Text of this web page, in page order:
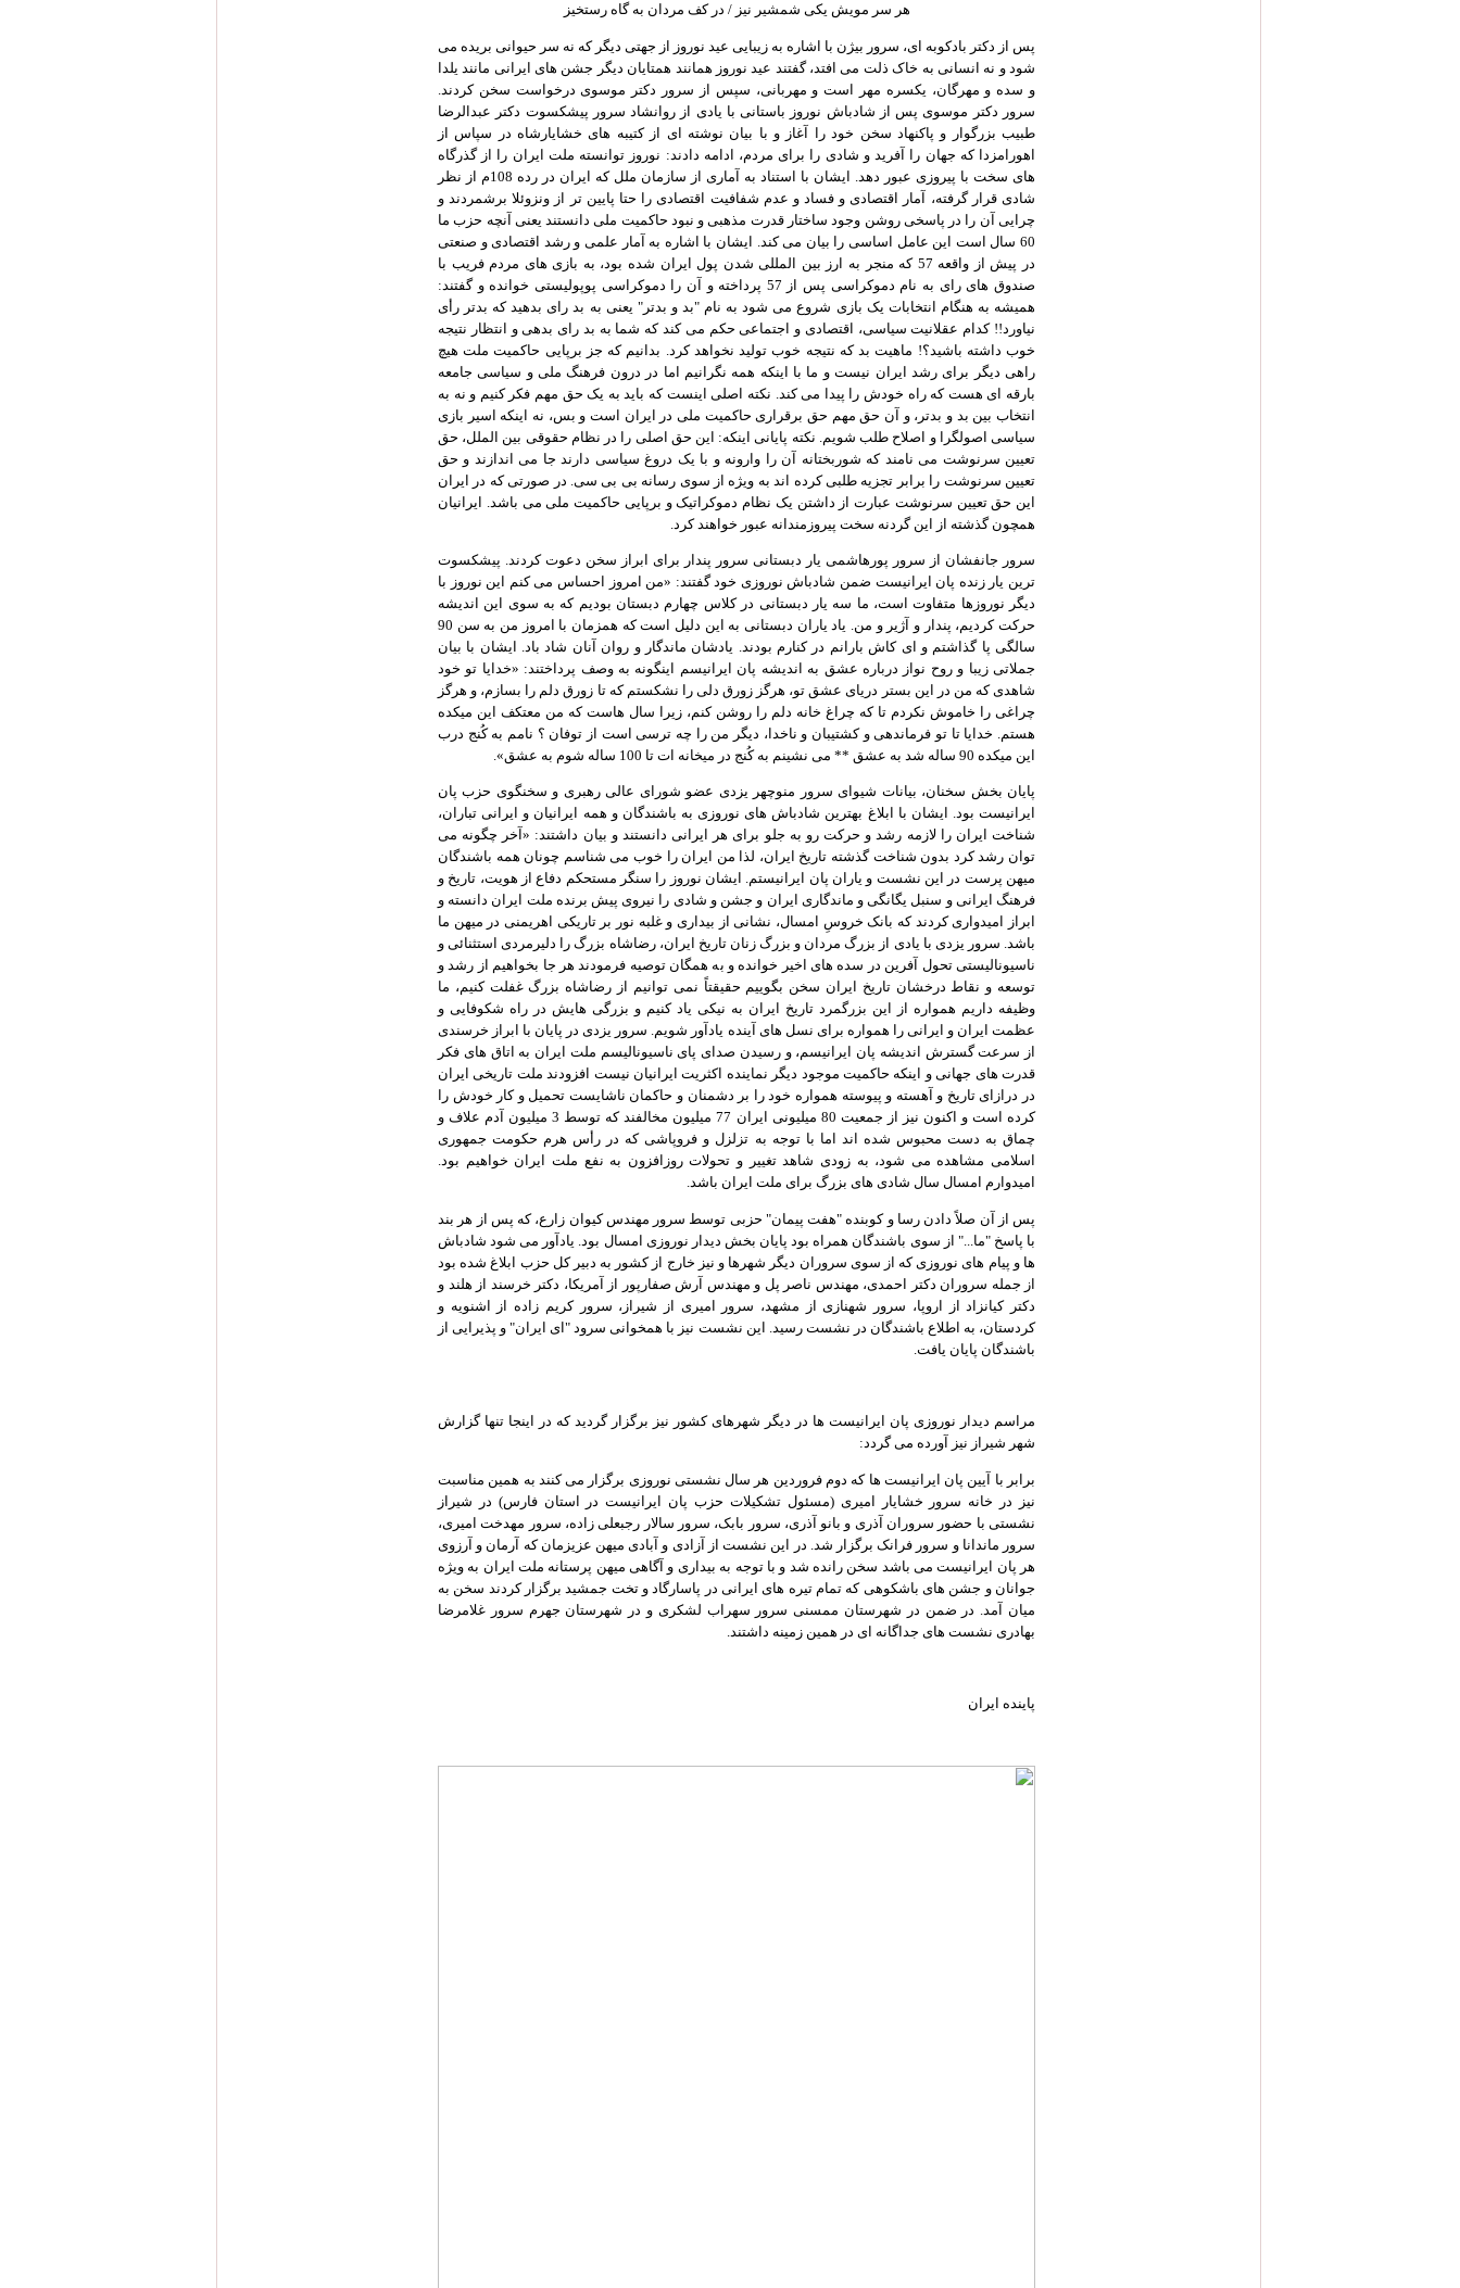
هر سر مویش یکی شمشیر نیز / در کف مردان به گاه رستخیز
پس از دکتر بادکوبه ای، سرور بیژن با اشاره به زیبایی عید نوروز از جهتی دیگر که نه سر حیوانی بریده می
شود و نه انسانی به خاک ذلت می افتد، گفتند عید نوروز همانند همتایان دیگر جشن های ایرانی مانند یلدا
و سده و مهرگان، یکسره مهر است و مهربانی، سپس از سرور دکتر موسوی درخواست سخن کردند.
سرور دکتر موسوی پس از شادباش نوروز باستانی با یادی از روانشاد سرور پیشکسوت دکتر عبدالرضا
طبیب بزرگوار و پاکنهاد سخن خود را آغاز و با بیان نوشته ای از کتیبه های خشایارشاه در سپاس از
اهورامزدا که جهان را آفرید و شادی را برای مردم، ادامه دادند: نوروز توانسته ملت ایران را از گذرگاه
های سخت با پیروزی عبور دهد. ایشان با استناد به آماری از سازمان ملل که ایران در رده 108م از نظر
شادی قرار گرفته، آمار اقتصادی و فساد و عدم شفافیت اقتصادی را حتا پایین تر از ونزوئلا برشمردند و
چرایی آن را در پاسخی روشن وجود ساختار قدرت مذهبی و نبود حاکمیت ملی دانستند یعنی آنچه حزب ما
60 سال است این عامل اساسی را بیان می کند. ایشان با اشاره به آمار علمی و رشد اقتصادی و صنعتی
در پیش از واقعه 57 که منجر به ارز بین المللی شدن پول ایران شده بود، به بازی های مردم فریب با
صندوق های رای به نام دموکراسی پس از 57 پرداخته و آن را دموکراسی پوپولیستی خوانده و گفتند:
همیشه به هنگام انتخابات یک بازی شروع می شود به نام "بد و بدتر" یعنی به بد رای بدهید که بدتر رأی
نیاورد!! کدام عقلانیت سیاسی، اقتصادی و اجتماعی حکم می کند که شما به بد رای بدهی و انتظار نتیجه
خوب داشته باشید؟! ماهیت بد که نتیجه خوب تولید نخواهد کرد. بدانیم که جز برپایی حاکمیت ملت هیچ
راهی دیگر برای رشد ایران نیست و ما با اینکه همه نگرانیم اما در درون فرهنگ ملی و سیاسی جامعه
بارقه ای هست که راه خودش را پیدا می کند. نکته اصلی اینست که باید به یک حق مهم فکر کنیم و نه به
انتخاب بین بد و بدتر، و آن حق مهم حق برقراری حاکمیت ملی در ایران است و بس، نه اینکه اسیر بازی
سیاسی اصولگرا و اصلاح طلب شویم. نکته پایانی اینکه: این حق اصلی را در نظام حقوقی بین الملل، حق
تعیین سرنوشت می نامند که شوربختانه آن را وارونه و با یک دروغ سیاسی دارند جا می اندازند و حق
تعیین سرنوشت را برابر تجزیه طلبی کرده اند به ویژه از سوی رسانه بی بی سی. در صورتی که در ایران
این حق تعیین سرنوشت عبارت از داشتن یک نظام دموکراتیک و برپایی حاکمیت ملی می باشد. ایرانیان
همچون گذشته از این گردنه سخت پیروزمندانه عبور خواهند کرد.
سرور جانفشان از سرور پورهاشمی یار دبستانی سرور پندار برای ابراز سخن دعوت کردند. پیشکسوت
ترین یار زنده پان ایرانیست ضمن شادباش نوروزی خود گفتند: «من امروز احساس می کنم این نوروز با
دیگر نوروزها متفاوت است، ما سه یار دبستانی در کلاس چهارم دبستان بودیم که به سوی این اندیشه
حرکت کردیم، پندار و آژیر و من. یاد یاران دبستانی به این دلیل است که همزمان با امروز من به سن 90
سالگی پا گذاشتم و ای کاش بارانم در کنارم بودند. یادشان ماندگار و روان آنان شاد باد. ایشان با بیان
جملاتی زیبا و روح نواز درباره عشق به اندیشه پان ایرانیسم اینگونه به وصف پرداختند: «خدایا تو خود
شاهدی که من در این بستر دریای عشق تو، هرگز زورق دلی را نشکستم که تا زورق دلم را بسازم، و هرگز
چراغی را خاموش نکردم تا که چراغ خانه دلم را روشن کنم، زیرا سال هاست که من معتکف این میکده
هستم. خدایا تا تو فرماندهی و کشتیبان و ناخدا، دیگر من را چه ترسی است از توفان ؟ نامم به کُنج درب
این میکده 90 ساله شد به عشق ** می نشینم به کُنج در میخانه ات تا 100 ساله شوم به عشق».
پایان بخش سخنان، بیانات شیوای سرور منوچهر یزدی عضو شورای عالی رهبری و سخنگوی حزب پان
ایرانیست بود. ایشان با ابلاغ بهترین شادباش های نوروزی به باشندگان و همه ایرانیان و ایرانی تباران،
شناخت ایران را لازمه رشد و حرکت رو به جلو برای هر ایرانی دانستند و بیان داشتند: «آخر چگونه می
توان رشد کرد بدون شناخت گذشته تاریخ ایران، لذا من ایران را خوب می شناسم چونان همه باشندگان
میهن پرست در این نشست و یاران پان ایرانیستم. ایشان نوروز را سنگر مستحکم دفاع از هویت، تاریخ و
فرهنگ ایرانی و سنبل یگانگی و ماندگاری ایران و جشن و شادی را نیروی پیش برنده ملت ایران دانسته و
ابراز امیدواری کردند که بانک خروسِ امسال، نشانی از بیداری و غلبه نور بر تاریکی اهریمنی در میهن ما
باشد. سرور یزدی با یادی از بزرگ مردان و بزرگ زنان تاریخ ایران، رضاشاه بزرگ را دلیرمردی استثنائی و
ناسیونالیستی تحول آفرین در سده های اخیر خوانده و به همگان توصیه فرمودند هر جا بخواهیم از رشد و
توسعه و نقاط درخشان تاریخ ایران سخن بگوییم حقیقتاً نمی توانیم از رضاشاه بزرگ غفلت کنیم، ما
وظیفه داریم همواره از این بزرگمرد تاریخ ایران به نیکی یاد کنیم و بزرگی هایش در راه شکوفایی و
عظمت ایران و ایرانی را همواره برای نسل های آینده یادآور شویم. سرور یزدی در پایان با ابراز خرسندی
از سرعت گسترش اندیشه پان ایرانیسم، و رسیدن صدای پای ناسیونالیسم ملت ایران به اتاق های فکر
قدرت های جهانی و اینکه حاکمیت موجود دیگر نماینده اکثریت ایرانیان نیست افزودند ملت تاریخی ایران
در درازای تاریخ و آهسته و پیوسته همواره خود را بر دشمنان و حاکمان ناشایست تحمیل و کار خودش را
کرده است و اکنون نیز از جمعیت 80 میلیونی ایران 77 میلیون مخالفند که توسط 3 میلیون آدم علاف و
چماق به دست محبوس شده اند اما با توجه به تزلزل و فروپاشی که در رأس هرم حکومت جمهوری
اسلامی مشاهده می شود، به زودی شاهد تغییر و تحولات روزافزون به نفع ملت ایران خواهیم بود.
امیدوارم امسال سال شادی های بزرگ برای ملت ایران باشد.
پس از آن صلاً دادن رسا و کوبنده "هفت پیمان" حزبی توسط سرور مهندس کیوان زارع، که پس از هر بند
با پاسخ "ما..." از سوی باشندگان همراه بود پایان بخش دیدار نوروزی امسال بود. یادآور می شود شادباش
ها و پیام های نوروزی که از سوی سروران دیگر شهرها و نیز خارج از کشور به دبیر کل حزب ابلاغ شده بود
از جمله سروران دکتر احمدی، مهندس ناصر پل و مهندس آرش صفارپور از آمریکا، دکتر خرسند از هلند و
دکتر کیانزاد از اروپا، سرور شهنازی از مشهد، سرور امیری از شیراز، سرور کریم زاده از اشنویه و
کردستان، به اطلاع باشندگان در نشست رسید. این نشست نیز با همخوانی سرود "ای ایران" و پذیرایی از
باشندگان پایان یافت.
مراسم دیدار نوروزی پان ایرانیست ها در دیگر شهرهای کشور نیز برگزار گردید که در اینجا تنها گزارش
شهر شیراز نیز آورده می گردد:
برابر با آیین پان ایرانیست ها که دوم فروردین هر سال نشستی نوروزی برگزار می کنند به همین مناسبت
نیز در خانه سرور خشایار امیری (مسئول تشکیلات حزب پان ایرانیست در استان فارس) در شیراز
نشستی با حضور سروران آذری و بانو آذری، سرور بابک، سرور سالار رجبعلی زاده، سرور مهدخت امیری،
سرور ماندانا و سرور فرانک برگزار شد. در این نشست از آزادی و آبادی میهن عزیزمان که آرمان و آرزوی
هر پان ایرانیست می باشد سخن رانده شد و با توجه به بیداری و آگاهی میهن پرستانه ملت ایران به ویژه
جوانان و جشن های باشکوهی که تمام تیره های ایرانی در پاسارگاد و تخت جمشید برگزار کردند سخن به
میان آمد. در ضمن در شهرستان ممسنی سرور سهراب لشکری و در شهرستان جهرم سرور غلامرضا
بهادری نشست های جداگانه ای در همین زمینه داشتند.
پاینده ایران